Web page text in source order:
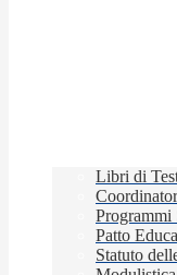
Libri di
Programmi
Patto
Statuto